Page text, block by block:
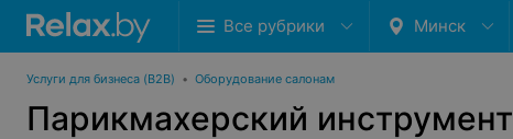
Все рубрики Минск
Услуги для бизнеса (B2B) • Оборудование салонам
Парикмахерский инструмент